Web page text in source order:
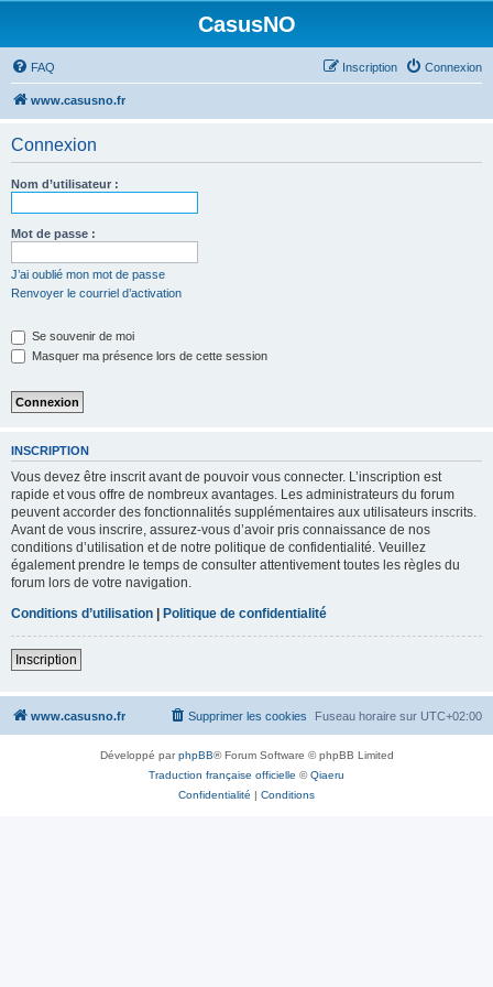
CasusNO
FAQ Connexion
Inscription
www.casusno.fr
Connexion
Nom d’utilisateur :
Mot de passe :
J’ai oublié mon mot de passe
Renvoyer le courriel d’activation
Se souvenir de moi
Masquer ma présence lors de cette session
INSCRIPTION
Vous devez être inscrit avant de pouvoir vous connecter. L’inscription est
rapide et vous offre de nombreux avantages. Les administrateurs du forum
peuvent accorder des fonctionnalités supplémentaires aux utilisateurs inscrits.
Avant de vous inscrire, assurez-vous d’avoir pris connaissance de nos
conditions d’utilisation et de notre politique de confidentialité. Veuillez
également prendre le temps de consulter attentivement toutes les règles du
forum lors de votre navigation.
Conditions d’utilisation | Politique de confidentialité
Inscription
www.casusno.fr Fuseau horaire sur UTC+02:00
Supprimer les cookies
Développé parphpBB® Forum Software © phpBB Limited
Traduction française officielle ©Qiaeru
Confidentialité | Conditions